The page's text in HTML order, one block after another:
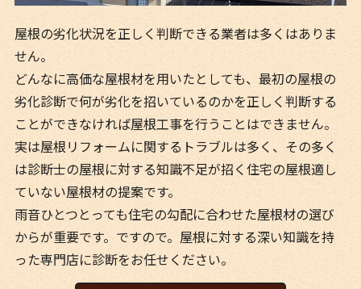
屋根の劣化状況を正しく判断できる業者は多くはありま
せん。
どんなに高価な屋根材を用いたとしても、最初の屋根の
劣化診断で何が劣化を招いているのかを正しく判断する
ことができなければ屋根工事を行うことはできません。
実は屋根リフォームに関するトラブルは多く、その多く
は診断士の屋根に対する知識不足が招く住宅の屋根適し
ていない屋根材の提案です。
雨音ひとつとっても住宅の勾配に合わせた屋根材の選び
からが重要です。ですので。屋根に対する深い知識を持
った専門店に診断をお任せください。